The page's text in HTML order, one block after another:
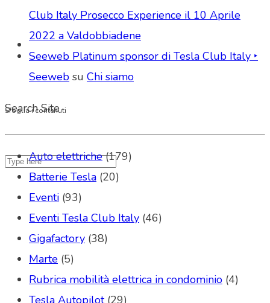
Search Site
Club Italy Prosecco Experience il 10 Aprile
2022 a Valdobbiadene
Seeweb Platinum sponsor di Tesla Club Italy ‣
Seeweb su Chi siamo
Sfoglia i contenuti
Auto elettriche(179)
Batterie Tesla (20)
Eventi (93)
Eventi Tesla Club Italy (46)
Gigafactory (38)
Marte (5)
Rubrica mobilità elettrica in condominio (4)
Tesla Autopilot(29)